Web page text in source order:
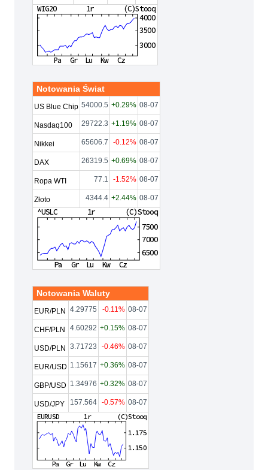
Notowania Świat
US Blue Chip 54000.5 +0.29% 08-07
Nasdaq100 29722.3 +1.19% 08-07
Nikkei 65606.7 -0.12% 08-07
DAX 26319.5 +0.69% 08-07
Ropa WTI 77.1 -1.52% 08-07
Złoto 4344.4 +2.44% 08-07
Notowania Waluty
EUR/PLN 4.29775 -0.11% 08-07
CHF/PLN 4.60292 +0.15% 08-07
USD/PLN 3.71723 -0.46% 08-07
EUR/USD 1.15617 +0.36% 08-07
GBP/USD 1.34976 +0.32% 08-07
USD/JPY 157.564 -0.57% 08-07